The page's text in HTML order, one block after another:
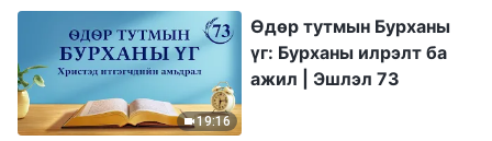
19:16
Өдөр тутмын Бурханы
үг: Бурханы илрэлт ба
ажил | Эшлэл 73